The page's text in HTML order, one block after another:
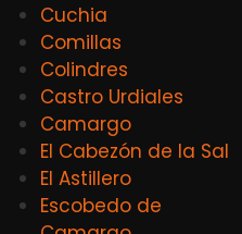
Cuchia
Comillas
Colindres
Castro Urdiales
Camargo
El Cabezón de la Sal
El Astillero
Escobedo de